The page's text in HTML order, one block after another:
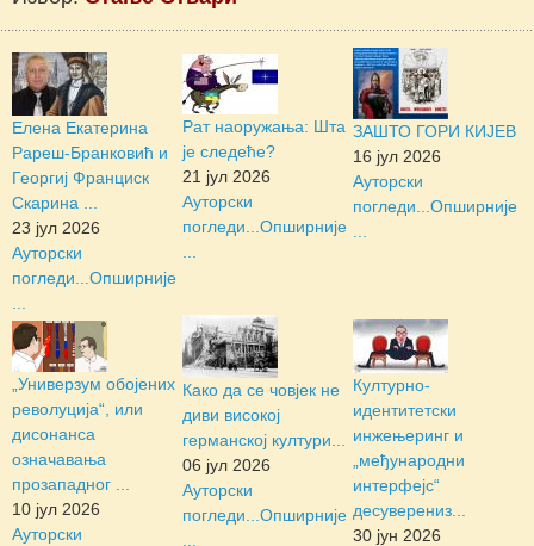
Елена Екатерина
Рареш-Бранковић и
Георгиј Франциск
Скарина ...
23 јул 2026
Ауторски
погледи... Опширније
Рат наоружања: Шта
је следеће?
21 јул 2026
Ауторски
погледи... Опширније
ЗАШТО ГОРИ КИЈЕВ
16 јул 2026
Ауторски
погледи... Опширније
„Универзум обојених
револуција“, или
дисонанса
означавања
прозападног ...
10 јул 2026
Ауторски
Како да се човјек не
диви високој
германској култури...
06 јул 2026
Ауторски
погледи... Опширније
Културно-
идентитетски
инжењеринг и
„међународни
интерфејс“
десуверениз...
30 јун 2026